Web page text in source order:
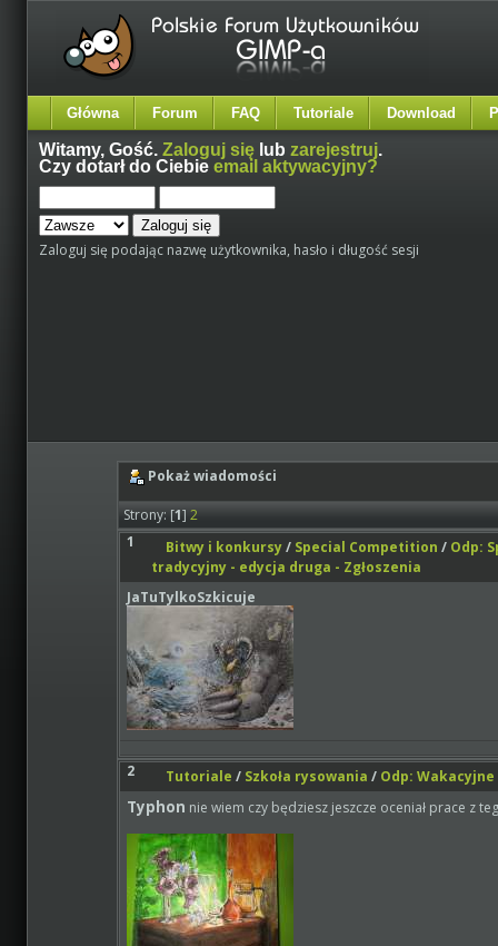
Główna Forum FAQ Tutoriale Download
Witamy, Gość. Zaloguj się lub zarejestruj.
Czy dotarł do Ciebie email aktywacyjny?
Zaloguj się podając nazwę użytkownika, hasło i długość sesji
Pokaż wiadomości
Strony: [1] 2
1
Bitwy i konkursy/ Special Competition / Odp:
tradycyjny - edycja druga - Zgłoszenia
JaTuTylkoSzkicuje
2 Tutoriale / Szkoła rysowania / Odp:
Typhon nie wiem czy będziesz jeszcze oceniał prace z